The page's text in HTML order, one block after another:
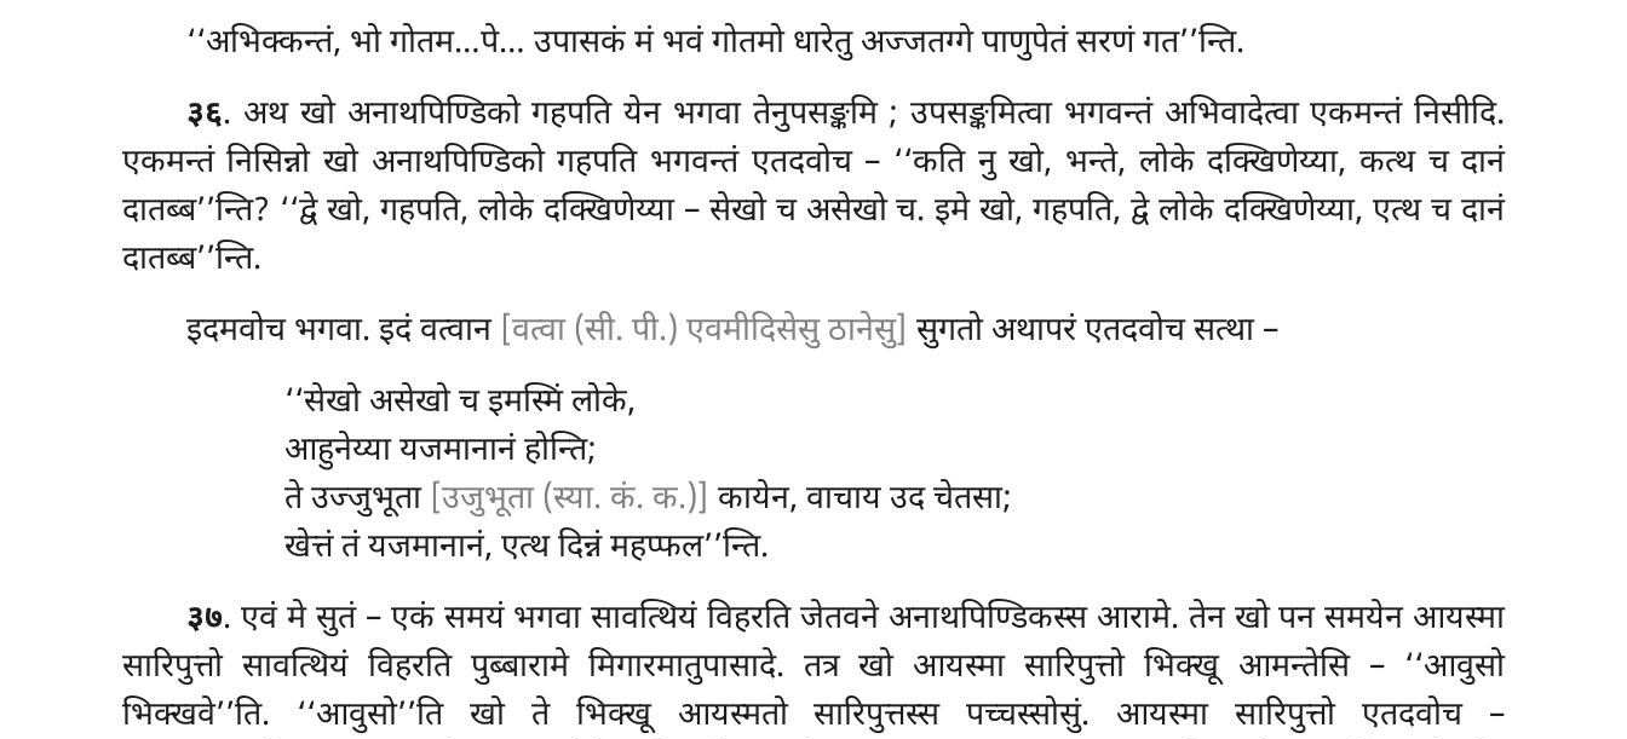
‘‘अभिक्कन्तं, भो गोतम…पे… उपासकं मं भवं गोतमो धारेतु अज्जतग्गे पाणुपेतं सरणं गत’’न्ति.
३६. अथ खो अनाथपिण्डिको गहपति येन भगवा तेनुपसङ्कमि ; उपसङ्कमित्वा भगवन्तं अभिवादेत्वा एकमन्तं निसीदि.
एकमन्तं निसिन्नो खो अनाथपिण्डिको गहपति भगवन्तं एतदवोच – ‘‘कति नु खो, भन्ते, लोके दक्खिणेय्या, कत्थ च दानं
दातब्ब’’न्ति? ‘‘द्वे खो, गहपति, लोके दक्खिणेय्या – सेखो च असेखो च. इमे खो, गहपति, द्वे लोके दक्खिणेय्या, एत्थ च दानं
दातब्ब’’न्ति.
इदमवोच भगवा. इदं वत्वान [वत्वा (सी. पी.) एवमीदिसेसु ठानेसु] सुगतो अथापरं एतदवोच सत्था –
‘‘सेखो असेखो च इमस्मिं लोके,
आहुनेय्या यजमानानं होन्ति;
ते उज्जुभूता [उजुभूता (स्या. कं. क.)] कायेन, वाचाय उद चेतसा;
खेत्तं तं यजमानानं, एत्थ दिन्नं महप्फल’’न्ति.
३७. एवं मे सुतं – एकं समयं भगवा सावत्थियं विहरति जेतवने अनाथपिण्डिकस्स आरामे. तेन खो पन समयेन आयस्मा
सारिपुत्तो सावत्थियं विहरति पुब्बारामे मिगारमातुपासादे. तत्र खो आयस्मा सारिपुत्तो भिक्खू आमन्तेसि – ‘‘आवुसो
भिक्खवे’’ति. ‘‘आवुसो’’ति खो ते भिक्खू आयस्मतो सारिपुत्तस्स पच्चस्सोसुं. आयस्मा सारिपुत्तो एतदवोच –